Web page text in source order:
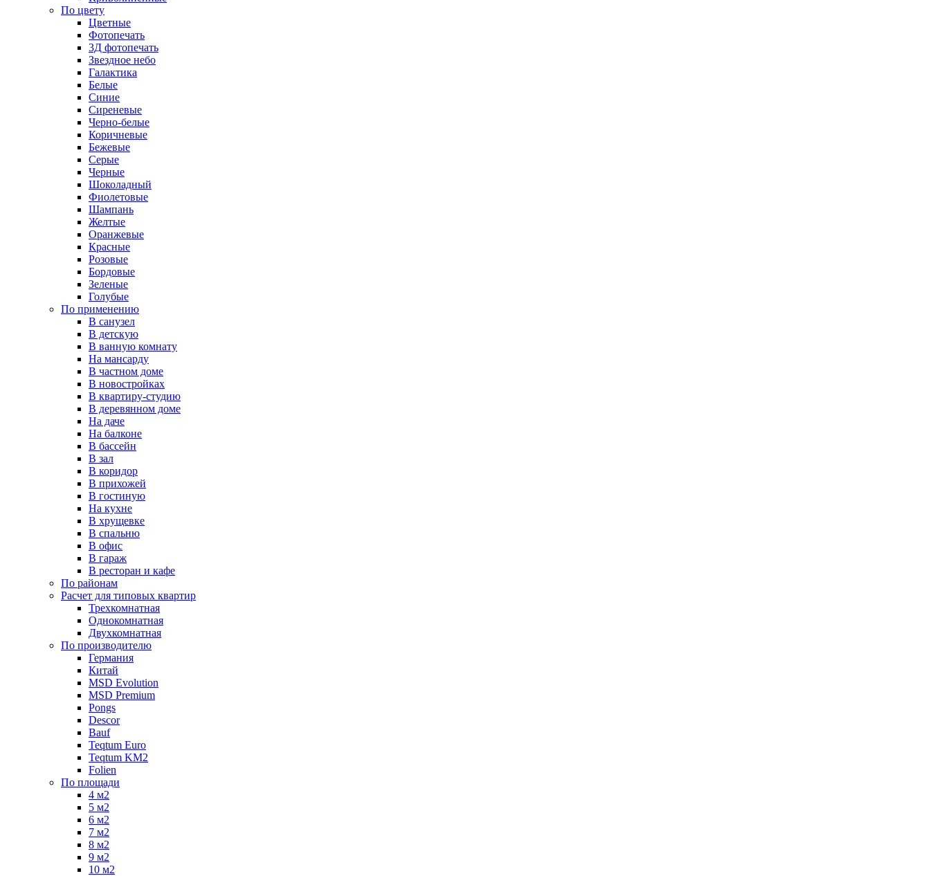
По цвету
Цветные
Фотопечать
3Д фотопечать
Звездное небо
Галактика
Белые
Синие
Сиреневые
Черно-белые
Коричневые
Бежевые
Серые
Черные
Шоколадный
Фиолетовые
Шампань
Желтые
Оранжевые
Красные
Розовые
Бордовые
Зеленые
Голубые
По применению
В санузел
В детскую
В ванную комнату
На мансарду
В частном доме
В новостройках
В квартиру-студию
В деревянном доме
На даче
На балконе
В бассейн
В зал
В коридор
В прихожей
В гостиную
На кухне
В хрущевке
В спальню
В офис
В гараж
В ресторан и кафе
По районам
Расчет для типовых квартир
Трехкомнатная
Однокомнатная
Двухкомнатная
По производителю
Германия
Китай
MSD Evolution
MSD Premium
Pongs
Descor
Bauf
Teqtum Euro
Teqtum KM2
Folien
По площади
4 м2
5 м2
6 м2
7 м2
8 м2
9 м2
10 м2